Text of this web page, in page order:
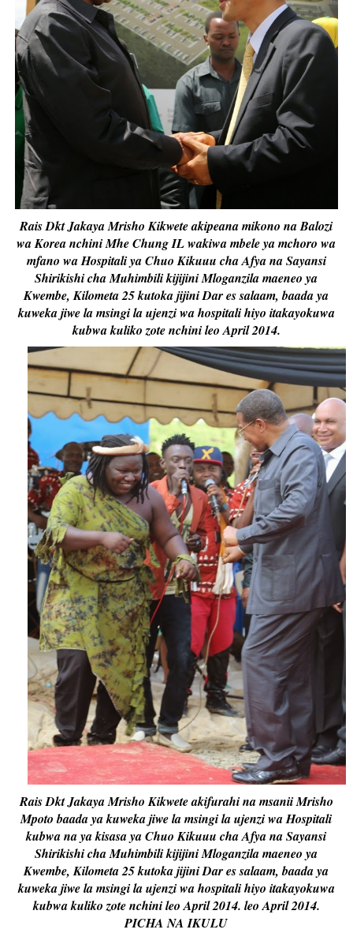
Rais Dkt Jakaya Mrisho Kikwete akipeana mikono na Balozi
wa Korea nchini Mhe Chung IL wakiwa mbele ya mchoro wa
mfano wa Hospitali ya Chuo Kikuuu cha Afya na Sayansi
Shirikishi cha Muhimbili kijijini Mloganzila maeneo ya
Kwembe, Kilometa 25 kutoka jijini Dar es salaam, baada ya
kuweka jiwe la msingi la ujenzi wa hospitali hiyo itakayokuwa
kubwa kuliko zote nchini leo April 2014.
Rais Dkt Jakaya Mrisho Kikwete akifurahi na msanii Mrisho
Mpoto baada ya kuweka jiwe la msingi la ujenzi wa Hospitali
kubwa na ya kisasa ya Chuo Kikuuu cha Afya na Sayansi
Shirikishi cha Muhimbili kijijini Mloganzila maeneo ya
Kwembe, Kilometa 25 kutoka jijini Dar es salaam, baada ya
kuweka jiwe la msingi la ujenzi wa hospitali hiyo itakayokuwa
kubwa kuliko zote nchini leo April 2014. leo April 2014.
PICHA NA IKULU